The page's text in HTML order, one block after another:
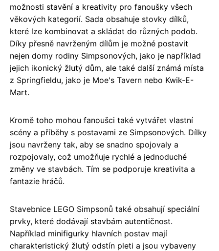
možnosti stavění a kreativity pro fanoušky všech
věkových kategorií. Sada obsahuje stovky dílků,
které lze kombinovat a skládat do různých podob.
Díky přesně navrženým dílům je možné postavit
nejen domy rodiny Simpsonových, jako je například
jejich ikonický žlutý dům, ale také další známá místa
z Springfieldu, jako je Moe's Tavern nebo Kwik-E-
Mart.
Kromě toho mohou fanoušci také vytvářet vlastní
scény a příběhy s postavami ze Simpsonových. Dílky
jsou navrženy tak, aby se snadno spojovaly a
rozpojovaly, což umožňuje rychlé a jednoduché
změny ve stavbách. Tím se podporuje kreativita a
fantazie hráčů.
Stavebnice LEGO Simpsonů také obsahují speciální
prvky, které dodávají stavbám autentičnost.
Například minifigurky hlavních postav mají
charakteristický žlutý odstín pleti a jsou vybaveny